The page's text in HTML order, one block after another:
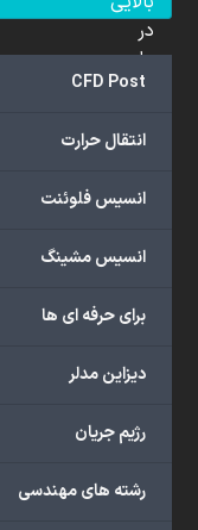
CFD Post
انتقال حرارت
انسیس فلوئنت
انسیس مشینگ
برای حرفه ای ها
دیزاین مدلر
رژیم جریان
رشته های مهندسی
در
علم
دینامیک
محاسباتی
برخوردار
مجموعه
خدمات
را
اهداف
پژوهشی،